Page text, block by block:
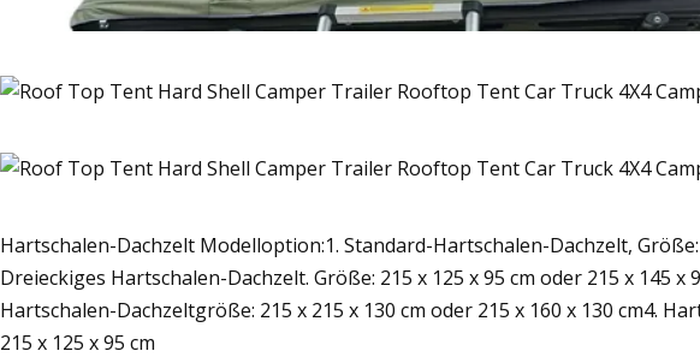
Hartschalen-Dachzelt Modelloption:1. Standard-Hartschalen-Dachzelt, Größe:
Dreieckiges Hartschalen-Dachzelt. Größe: 215 x 125 x 95 cm oder 215 x 145
Hartschalen-Dachzeltgröße: 215 x 215 x 130 cm oder 215 x 160 x 130 cm4.
215 x 125 x 95 cm